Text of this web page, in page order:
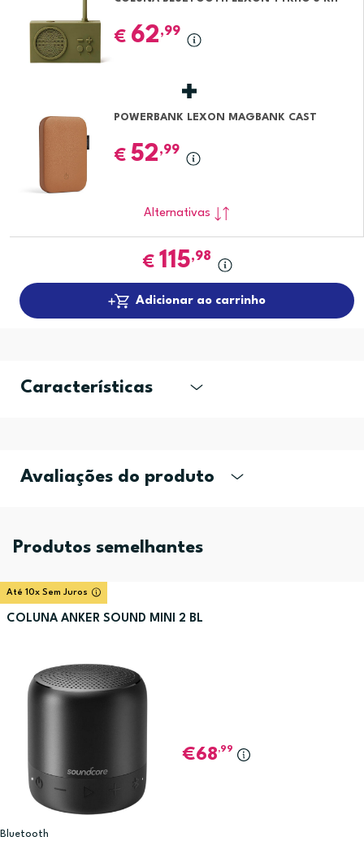
€ 62,99
POWERBANK LEXON MAGBANK CAST
€ 52,99
Alternativas
€ 115,98
Adicionar ao carrinho
Características
Avaliações do produto
Produtos semelhantes
Até 10x Sem Juros
COLUNA ANKER SOUND MINI 2 BL
Bluetooth
68,99